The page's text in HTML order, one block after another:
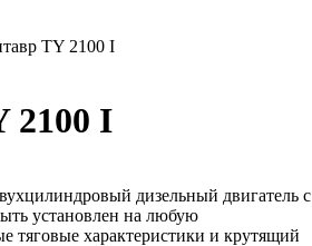
TY 2100 I
2100 I
дизельный двигатель с
установлен на любую
тяговые характеристики и крутящий